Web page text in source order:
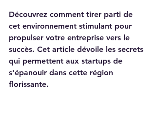
Découvrez comment tirer parti de
cet environnement stimulant pour
propulser votre entreprise vers le
succès. Cet article dévoile les secrets
qui permettent aux startups de
s'épanouir dans cette région
florissante.